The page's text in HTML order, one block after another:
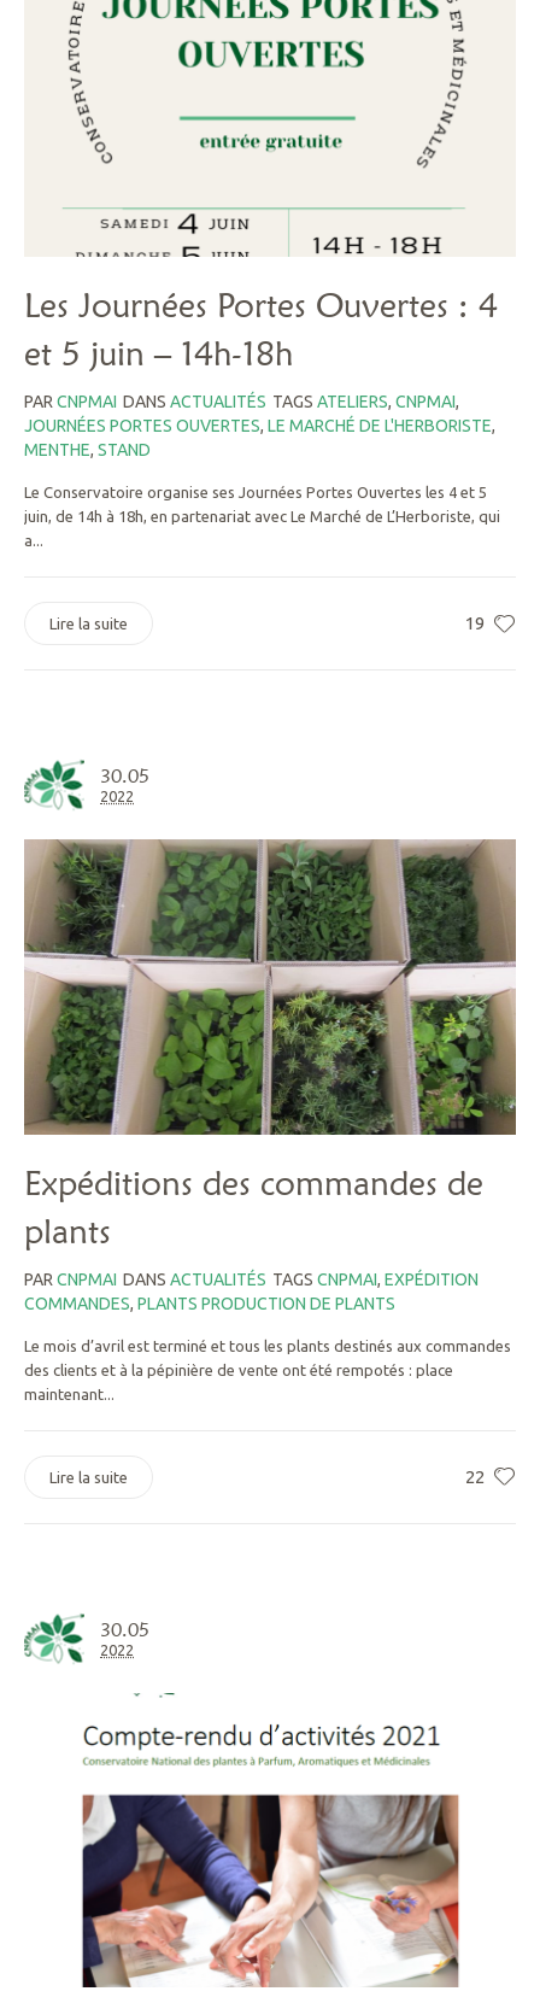
Les Journées Portes Ouvertes : 4
et 5 juin – 14h-18h
PARCNPMAI DANS ACTUALITÉS TAGS ATELIERS, CNPMAI,
JOURNÉES PORTES OUVERTES, LE MARCHÉ DE L'HERBORISTE,
MENTHE, STAND
Le Conservatoire organise ses Journées Portes Ouvertes les 4 et 5
juin, de 14h à 18h, en partenariat avec Le Marché de L’Herboriste, qui
a...
19
Lire la suite
30.05
2022
Expéditions des commandes de
plants
PAR CNPMAI DANS ACTUALITÉS TAGS CNPMAI, EXPÉDITION
COMMANDES, PLANTS PRODUCTION DE PLANTS
Le mois d’avril est terminé et tous les plants destinés aux commandes
des clients et à la pépinière de vente ont été rempotés : place
maintenant...
22
Lire la suite
30.05
2022